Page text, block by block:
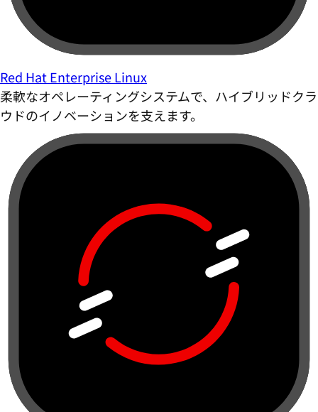
Red Hat Enterprise Linux
柔軟なオペレーティングシステムで、ハイブリッドクラ
ウドのイノベーションを支えます。